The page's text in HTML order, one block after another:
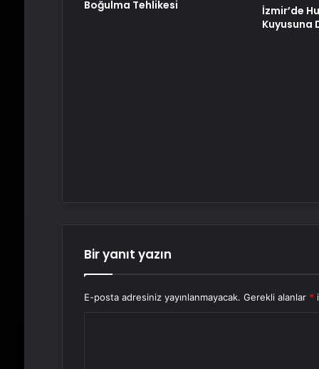
Boğulma Tehlikesi
İzmir’de
Kuyusuna
Bir yanıt yazın
E-posta adresiniz yayınlanmayacak. Gerekli alanlar *